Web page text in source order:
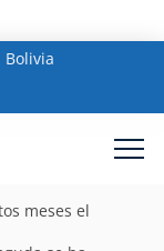
Bolivia
meses el